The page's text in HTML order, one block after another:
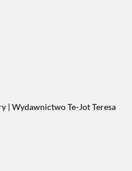
| Wydawnictwo Te-Jot Teresa